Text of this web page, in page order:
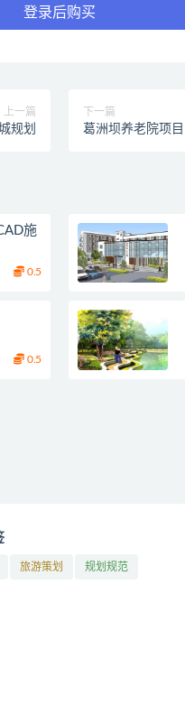
登录后购买
上一篇
规划
下一篇
葛洲坝养老院项目
施
0.5
0.5
旅游策划 规划规范